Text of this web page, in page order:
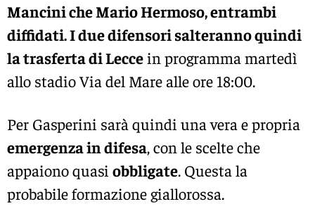
Mancini che Mario Hermoso, entrambi
diffidati. I due difensori salteranno quindi
la trasferta di Leccein programma martedì
allo stadio Via del Mare alle ore 18:00.
Per Gasperini sarà quindi una vera e propria
emergenza in difesa, con le scelte che
appaiono quasi obbligate. Questa la
probabile formazione giallorossa.